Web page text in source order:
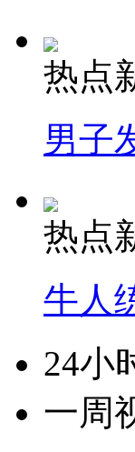
热点
男子
热点
牛人
24小
一周